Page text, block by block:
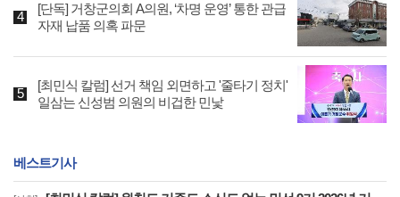
[단독] 거창군의회 A의원, ‘차명 운영’ 통한 관급
자재 납품 의혹 파문
[최민식 칼럼] 선거 책임 외면하고 '줄타기 정치'
일삼는 신성범 의원의 비겁한 민낯
베스트기사